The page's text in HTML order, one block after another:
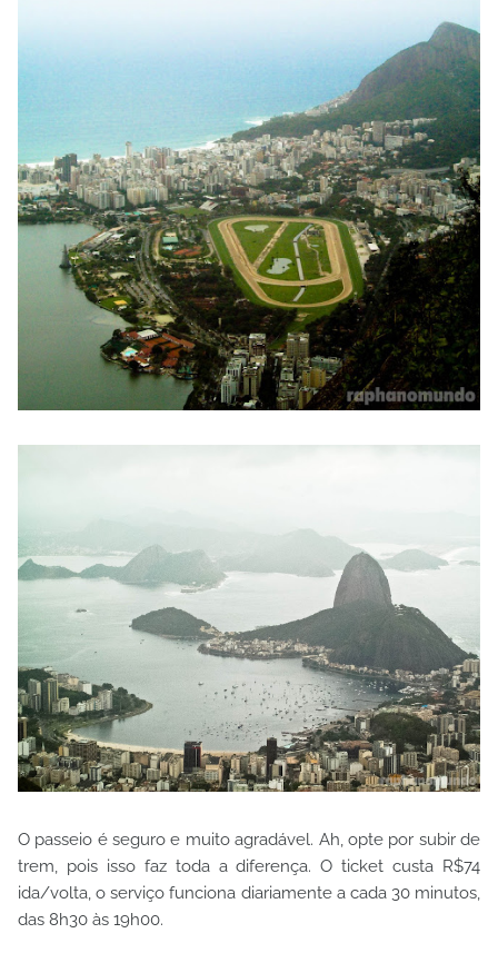
O passeio é seguro e muito agradável. Ah, opte por subir de
trem, pois isso faz toda a diferença. O ticket custa R$74
ida/volta, o serviço funciona diariamente a cada 30 minutos,
das 8h30 às 19h00.